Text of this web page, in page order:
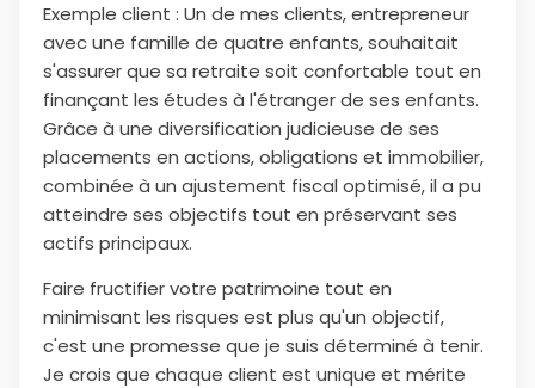
Exemple client : Un de mes clients, entrepreneur
avec une famille de quatre enfants, souhaitait
s'assurer que sa retraite soit confortable tout en
finançant les études à l'étranger de ses enfants.
Grâce à une diversification judicieuse de ses
placements en actions, obligations et immobilier,
combinée à un ajustement fiscal optimisé, il a pu
atteindre ses objectifs tout en préservant ses
actifs principaux.
Faire fructifier votre patrimoine tout en
minimisant les risques est plus qu'un objectif,
c'est une promesse que je suis déterminé à tenir.
Je crois que chaque client est unique et mérite